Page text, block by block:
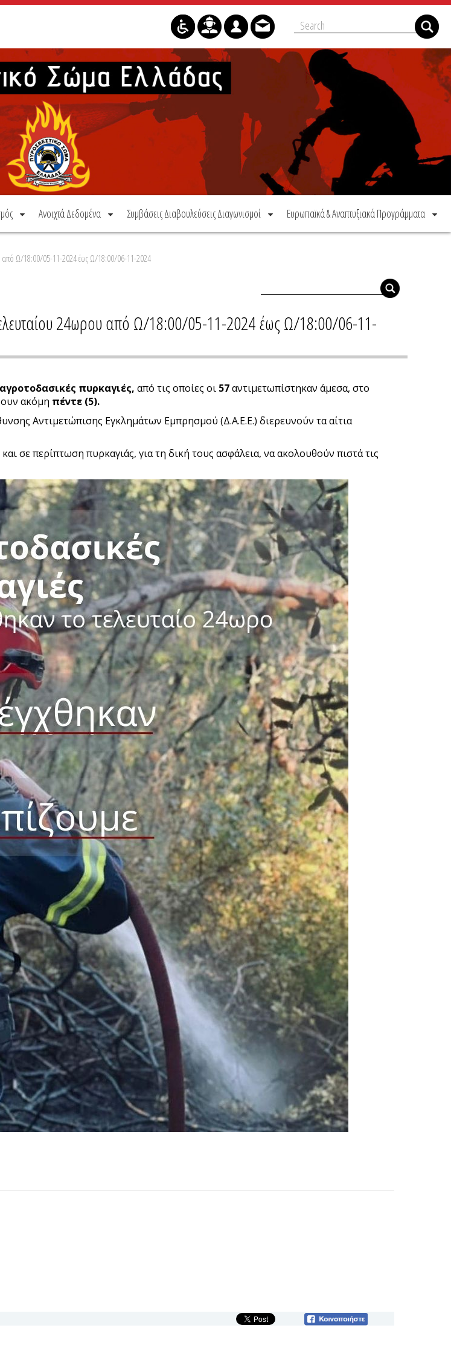
Ανοιχτά Δεδομένα Συμβάσεις Διαβουλεύσεις Διαγωνισμοί Ευρωπαϊκά & Αναπτυξιακά Προγράμματα
από Ω/18:00/05-11-2024 έως Ω/18:00/06-11-2024
24ωρου από Ω/18:00/05-11-2024 έως Ω/18:00/06-11-
αγροτοδασικές πυρκαγιές, από τις οποίες οι 57αντιμετωπίστηκαν άμεσα, στο
ακόμη πέντε (5).
Αντιμετώπισης Εγκλημάτων Εμπρησμού (Δ.Α.Ε.Ε.) διερευνούν τα αίτια
σε περίπτωση πυρκαγιάς, για τη δική τους ασφάλεια, να ακολουθούν πιστά τις